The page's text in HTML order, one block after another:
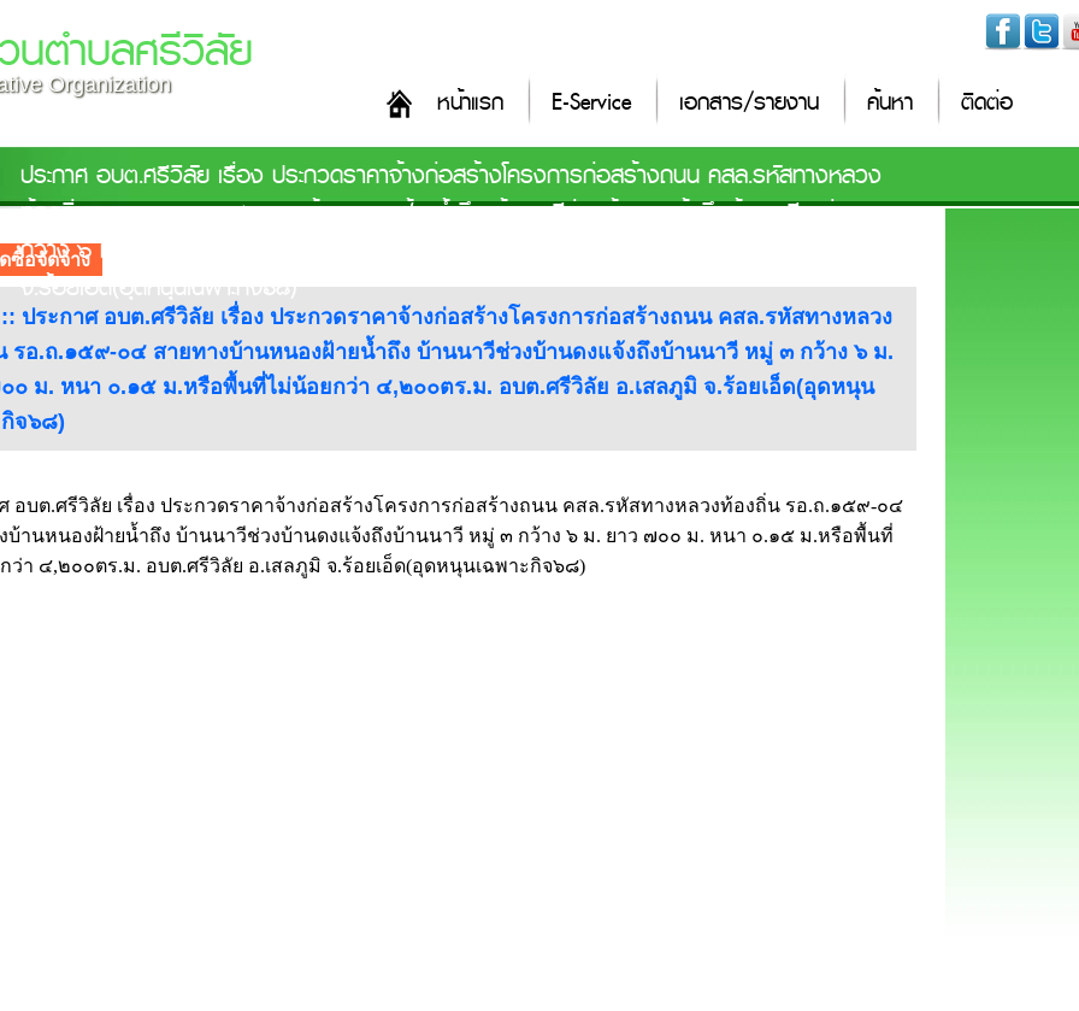
นตำบลศรีวิลัย
Organization
หน้าแรก E-Service เอกสาร/รายงาน ค้นหา ติดต่อ
ประกาศ อบต.ศรีวิลัย เรื่อง ประกวดราคาจ้างก่อสร้างโครงการก่อสร้างถนน คสล.รหัสทางหลวง
ท้องถิ่น รอ.ถ.๑๕๙-๐๔ สายทางบ้านหนองฝ้ายน้ำถึง บ้านนาวีช่วงบ้านดงแจ้งถึงบ้านนาวี หมู่ ๓
กว้าง ๖ ม. ยาว ๗๐๐ ม. หนา ๐.๑๕ ม.หรือพื้นที่ไม่น้อยกว่า ๔,๒๐๐ตร.ม. อบต.ศรีวิลัย อ.เสลภูมิ
จ.ร้อยเอ็ด(อุดหนุนเฉพาะกิจ๖๘)
ซื้อจัดจ้าง
ประกาศ อบต.ศรีวิลัย เรื่อง ประกวดราคาจ้างก่อสร้างโครงการก่อสร้างถนน คสล.รหัสทางหลวง
รอ.ถ.๑๕๙-๐๔ สายทางบ้านหนองฝ้ายน้ำถึง บ้านนาวีช่วงบ้านดงแจ้งถึงบ้านนาวี หมู่ ๓ กว้าง ๖ ม.
๐ ม. หนา ๐.๑๕ ม.หรือพื้นที่ไม่น้อยกว่า ๔,๒๐๐ตร.ม. อบต.ศรีวิลัย อ.เสลภูมิ จ.ร้อยเอ็ด(อุดหนุน
กิจ๖๘)
อบต.ศรีวิลัย เรื่อง ประกวดราคาจ้างก่อสร้างโครงการก่อสร้างถนน คสล.รหัสทางหลวงท้องถิ่น รอ.ถ.๑๕๙-๐๔
บ้านหนองฝ้ายน้ำถึง บ้านนาวีช่วงบ้านดงแจ้งถึงบ้านนาวี หมู่ ๓ กว้าง ๖ ม. ยาว ๗๐๐ ม. หนา ๐.๑๕ ม.หรือพื้นที่
ว่า ๔,๒๐๐ตร.ม. อบต.ศรีวิลัย อ.เสลภูมิ จ.ร้อยเอ็ด(อุดหนุนเฉพาะกิจ๖๘)